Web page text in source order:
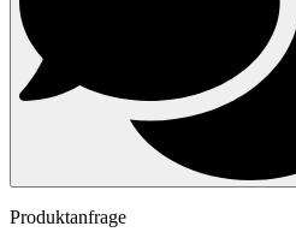
Produktanfrage